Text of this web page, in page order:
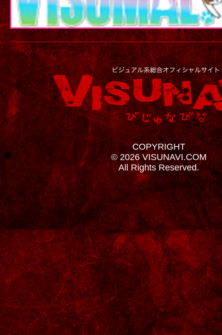
COPYRIGHT
© 2026 VISUNAVI.COM
All Rights Reserved.